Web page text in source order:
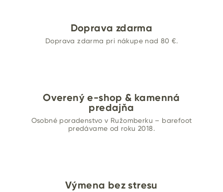
Doprava zdarma
Doprava zdarma pri nákupe nad 80 €.
Overený e-shop & kamenná
predajňa
Osobné poradenstvo v Ružomberku – barefoot
predávame od roku 2018.
Výmena bez stresu